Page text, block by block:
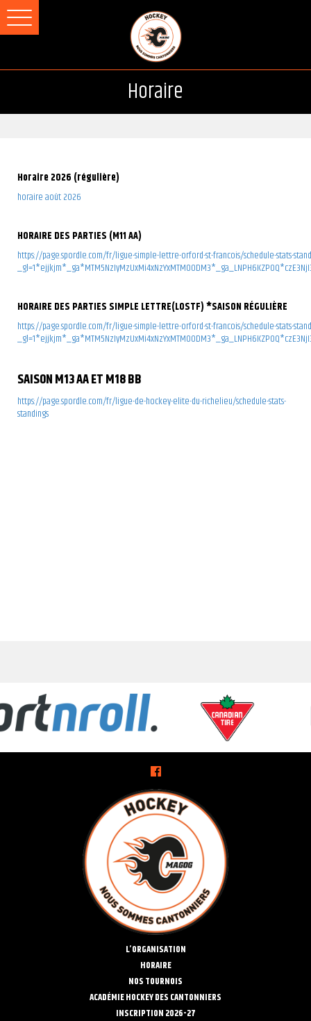
Horaire
Horaire 2026 (régulière)
horaire août 2026
HORAIRE DES PARTIES (M11 AA)
https://page.spordle.com/fr/ligue-simple-lettre-orford-st-francois/schedule-stats-
HORAIRE DES PARTIES SIMPLE LETTRE(LOSTF) *SAISON RÉGULIÈRE
https://page.spordle.com/fr/ligue-simple-lettre-orford-st-francois/schedule-stats-
SAISON M13 AA ET M18 BB
https://page.spordle.com/fr/ligue-de-hockey-elite-du-richelieu/schedule-stats-
standings
L’ORGANISATION
HORAIRE
NOS TOURNOIS
ACADÉMIE HOCKEY DES CANTONNIERS
INSCRIPTION 2026-27